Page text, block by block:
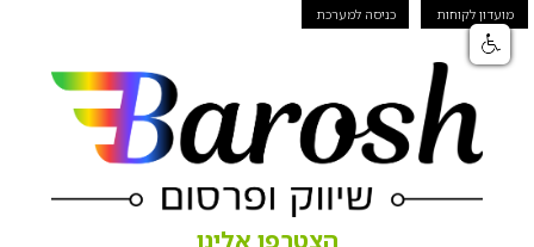
מועדון לקוחות כניסה למערכת
הצטרפו אלינו